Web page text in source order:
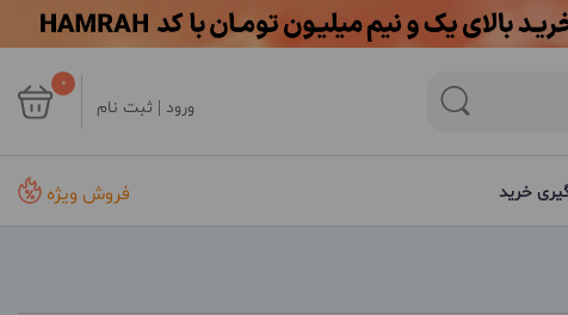
ورود | ثبت نام
0
خرید فروش ویژه